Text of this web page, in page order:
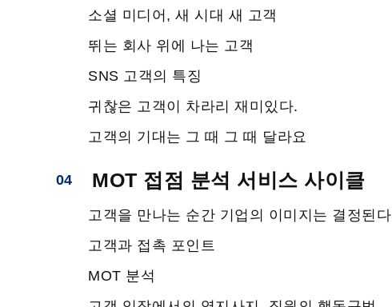
소셜 미디어, 새 시대 새 고객
뛰는 회사 위에 나는 고객
SNS 고객의 특징
귀찮은 고객이 차라리 재미있다.
고객의 기대는 그 때 그 때 달라요
04 MOT 접점 분석 서비스 사이클
고객을 만나는 순간 기업의 이미지는 결정된다
고객과 접촉 포인트
MOT 분석